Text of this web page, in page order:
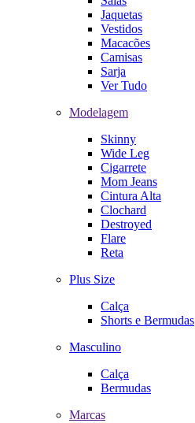
Jaquetas
Vestidos
Macacões
Camisas
Sarja
Ver Tudo
Modelagem
Skinny
Wide Leg
Cigarrete
Mom Jeans
Cintura Alta
Clochard
Destroyed
Flare
Reta
Plus Size
Calça
Shorts e Bermudas
Masculino
Calça
Bermudas
Marcas